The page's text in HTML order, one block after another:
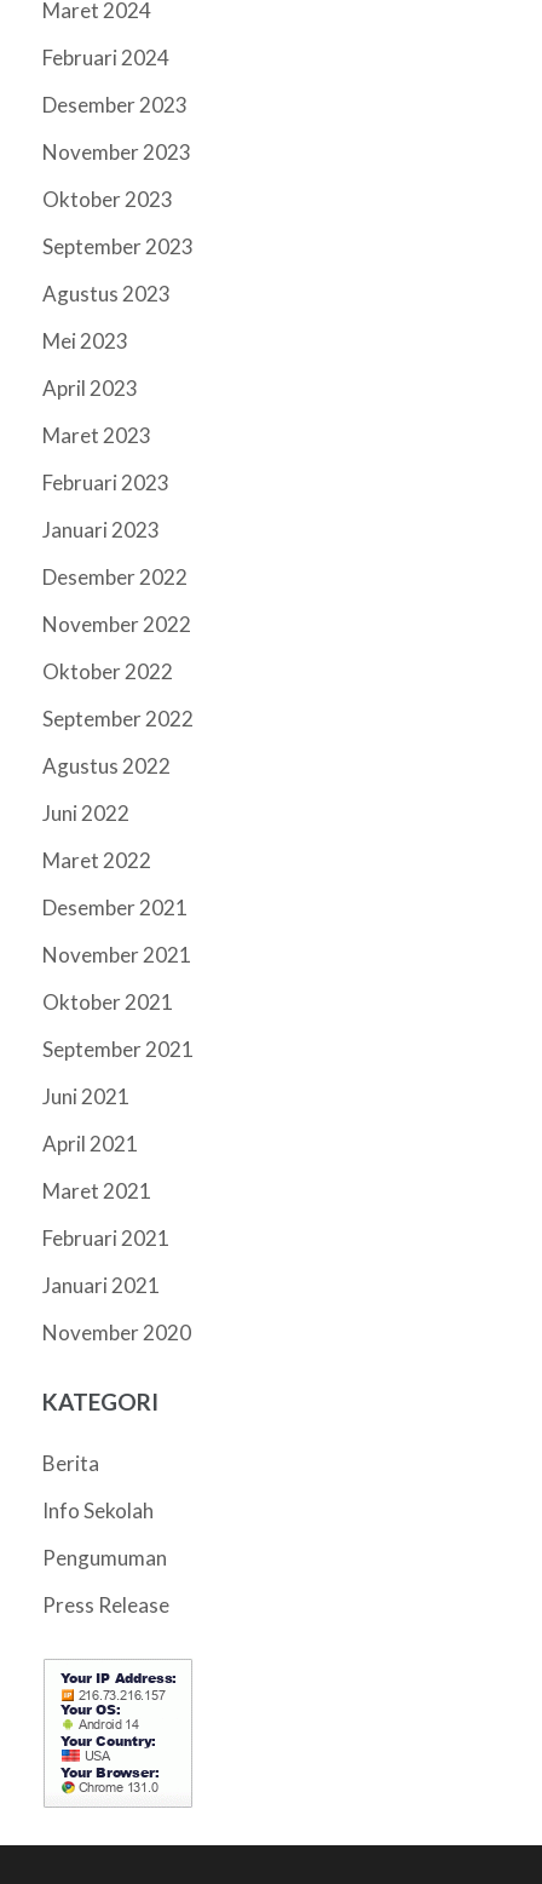
Maret 2024
Februari 2024
Desember 2023
November 2023
Oktober 2023
September 2023
Agustus 2023
Mei 2023
April 2023
Maret 2023
Februari 2023
Januari 2023
Desember 2022
November 2022
Oktober 2022
September 2022
Agustus 2022
Juni 2022
Maret 2022
Desember 2021
November 2021
Oktober 2021
September 2021
Juni 2021
April 2021
Maret 2021
Februari 2021
Januari 2021
November 2020
KATEGORI
Berita
Info Sekolah
Pengumuman
Press Release